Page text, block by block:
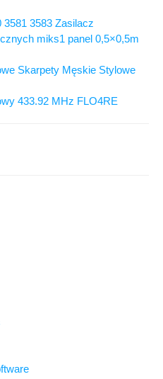
3581 3583 Zasilacz
miks1 panel 0,5×0,5m
Skarpety Męskie Stylowe
433.92 MHz FLO4RE